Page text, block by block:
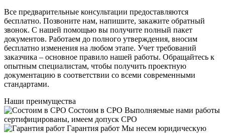
Все предварительные консультации предоставляются
бесплатно. Позвоните нам, напишите, закажите обратный
звонок. С нашей помощью вы получите полный пакет
документов. Работаем до полного утверждения, вносим
бесплатно изменения на любом этапе. Учет требований
заказчика – основное правило нашей работы. Обращайтесь к
опытным специалистам, чтобы получить проектную
документацию в соответствии со всеми современными
стандартами.
Наши преимущества
Состоим в СРО Выполняемые нами работы
сертифицированы, имеем допуск СРО
Гарантия работ Мы несем юридическую